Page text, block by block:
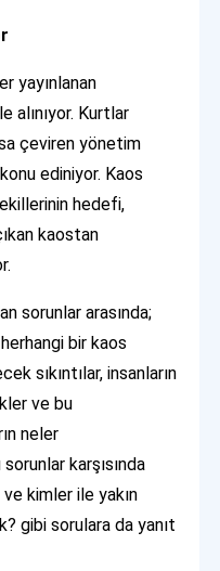
yayınlanan
alınıyor. Kurtlar
çeviren yönetim
ediniyor. Kaos
hedefi,
kaostan
sorunlar arasında;
bir kaos
sıkıntılar, insanların
ve bu
neler
karşısında
kimler ile yakın
gibi sorulara da yanıt